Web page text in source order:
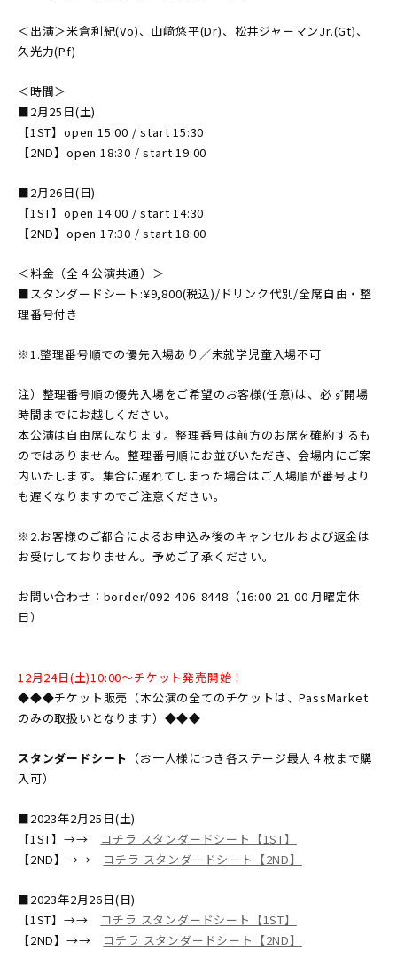
＜出演＞米倉利紀(Vo)、山﨑悠平(Dr)、松井ジャーマンJr.(Gt)、
久光力(Pf)
＜時間＞
■2月25日(土)
【1ST】open 15:00 / start 15:30
【2ND】open 18:30 / start 19:00
■2月26日(日)
【1ST】open 14:00 / start 14:30
【2ND】open 17:30 / start 18:00
＜料金（全４公演共通）＞
■スタンダードシート:¥9,800(税込)/ドリンク代別/全席自由・整
理番号付き
※1.整理番号順での優先入場あり／未就学児童入場不可
注）整理番号順の優先入場をご希望のお客様(任意)は、必ず開場
時間までにお越しください。
本公演は自由席になります。整理番号は前方のお席を確約するも
のではありません。整理番号順にお並びいただき、会場内にご案
内いたします。集合に遅れてしまった場合はご入場順が番号より
も遅くなりますのでご注意ください。
※2.お客様のご都合によるお申込み後のキャンセルおよび返金は
お受けしておりません。予めご了承ください。
お問い合わせ：border/092-406-8448（16:00-21:00 月曜定休
日）
12月24日(土)10:00〜チケット発売開始！
◆◆◆チケット販売（本公演の全てのチケットは、PassMarket
のみの取扱いとなります）◆◆◆
スタンダードシート （お一人様につき各ステージ最大４枚まで購
入可）
■2023年2月25日(土)
【1ST】→→ コチラ スタンダードシート【1ST】
【2ND】→→ コチラ スタンダードシート【2ND】
■2023年2月26日(日)
【1ST】→→ コチラ スタンダードシート【1ST】
【2ND】→→ コチラ スタンダードシート【2ND】